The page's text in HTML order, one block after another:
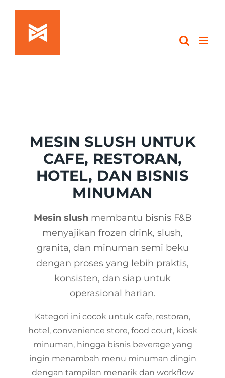
Skip
content
MESIN SLUSH UNTUK
CAFE, RESTORAN,
HOTEL, DAN BISNIS
MINUMAN
Mesin slushmembantu bisnis F&B
menyajikan frozen drink, slush,
granita, dan minuman semi beku
dengan proses yang lebih praktis,
konsisten, dan siap untuk
operasional harian.
Kategori ini cocok untuk cafe, restoran,
hotel, convenience store, food court, kiosk
minuman, hingga bisnis beverage yang
ingin menambah menu minuman dingin
dengan tampilan menarik dan workflow